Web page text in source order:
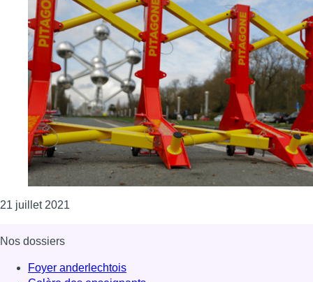
21 juillet 2021
Nos dossiers
Foyer anderlechtois